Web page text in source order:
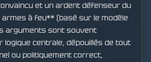
et un ardent défenseur du
à feu** (basé sur le modèle
arguments sont souvent
logique centrale, dépouillés de tout
ou politiquement correct,